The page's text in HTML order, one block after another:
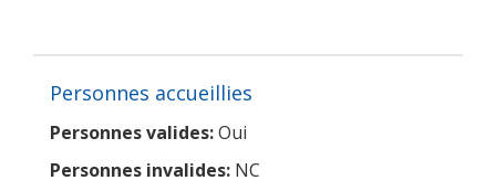
Personnes accueillies
Personnes valides:Oui
Personnes invalides: NC